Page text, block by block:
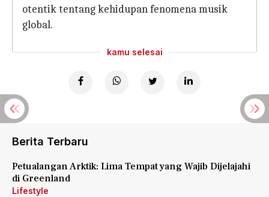
otentik tentang kehidupan fenomena musik
global.
kamu selesai
Berita Terbaru
Petualangan Arktik: Lima Tempat yang Wajib Dijelajahi
di Greenland
Lifestyle